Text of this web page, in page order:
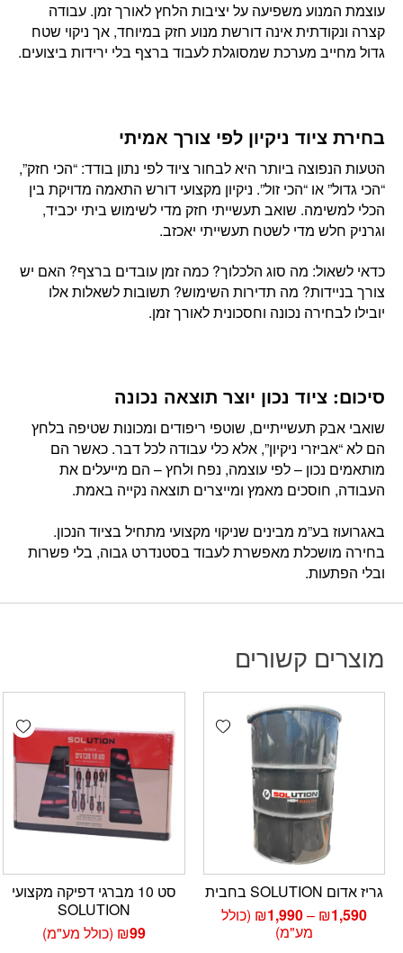
עוצמת המנוע משפיעה על יציבות הלחץ לאורך זמן. עבודה
קצרה ונקודתית אינה דורשת מנוע חזק במיוחד, אך ניקוי שטח
גדול מחייב מערכת שמסוגלת לעבוד ברצף בלי ירידות ביצועים.
בחירת ציוד ניקיון לפי צורך אמיתי
הטעות הנפוצה ביותר היא לבחור ציוד לפי נתון בודד: “הכי חזק”,
“הכי גדול” או “הכי זול”. ניקיון מקצועי דורש התאמה מדויקת בין
הכלי למשימה. שואב תעשייתי חזק מדי לשימוש ביתי יכביד,
וגרניק חלש מדי לשטח תעשייתי יאכזב.
כדאי לשאול: מה סוג הלכלוך? כמה זמן עובדים ברצף? האם יש
צורך בניידות? מה תדירות השימוש? תשובות לשאלות אלו
יובילו לבחירה נכונה וחסכונית לאורך זמן.
סיכום: ציוד נכון יוצר תוצאה נכונה
שואבי אבק תעשייתיים, שוטפי ריפודים ומכונות שטיפה בלחץ
הם לא “אביזרי ניקיון”, אלא כלי עבודה לכל דבר. כאשר הם
מותאמים נכון – לפי עוצמה, נפח ולחץ – הם מייעלים את
העבודה, חוסכים מאמץ ומייצרים תוצאה נקייה באמת.
באגרועוז בע”מ מבינים שניקוי מקצועי מתחיל בציוד הנכון.
בחירה מושכלת מאפשרת לעבוד בסטנדרט גבוה, בלי פשרות
ובלי הפתעות.
מוצרים קשורים
Add wishlist
גריז אדום SOLUTION בחבית
₪1,590
–
₪1,990
טווח
מחירים:
(כולל
מע"מ)
סט 10 מברגי דפיקה מקצועי
SOLUTION
₪99 (כולל מע"מ)